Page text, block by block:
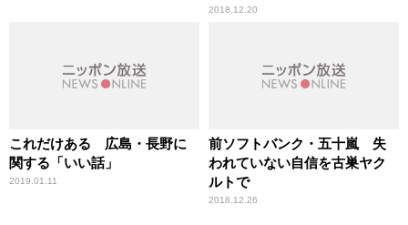
2018.12.20
これだけある 広島・長野に
関する「いい話」
2019.01.11
前ソフトバンク・五十嵐 失
われていない自信を古巣ヤク
ルトで
2018.12.26